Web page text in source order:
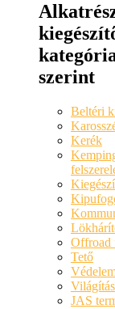
szerint
Beltéri
Kerék
Offroad
Tető
Világítás
JAS